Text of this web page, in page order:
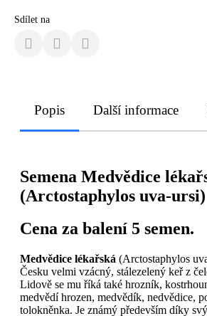
Sdílet na
Popis Další informace
Semena Medvědice
(Arctostaphylos uva-ursi)
Cena za balení 5 semen.
Medvědice lékařská (Arctostaphylos
Česku velmi vzácný, stálezelený keř z
Lidově se mu říká také hrozník,
medvědí hrozen, medvědík, nedvědice,
tolokněnka. Je známý především díky